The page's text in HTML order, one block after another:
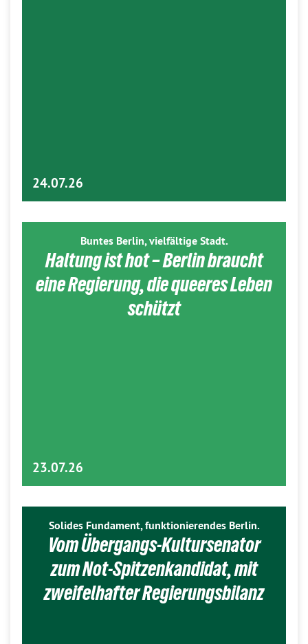
24.07.26
Buntes Berlin, vielfältige Stadt.
Haltung ist hot – Berlin braucht
eine Regierung, die queeres Leben
schützt
23.07.26
Solides Fundament, funktionierendes Berlin.
Vom Übergangs-Kultursenator
zum Not-Spitzenkandidat, mit
zweifelhafter Regierungsbilanz